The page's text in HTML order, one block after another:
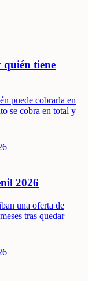
quién tiene
puede cobrarla en
se cobra en total y
2026
una oferta de
tras quedar